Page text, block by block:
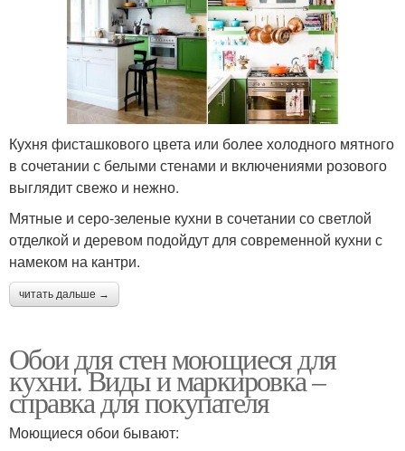
Кухня фисташкового цвета или более холодного мятного
в сочетании с белыми стенами и включениями розового
выглядит свежо и нежно.
Мятные и серо-зеленые кухни в сочетании со светлой
отделкой и деревом подойдут для современной кухни с
намеком на кантри.
читать дальше →
Обои для стен моющиеся для
кухни. Виды и маркировка –
справка для покупателя
Моющиеся обои бывают: